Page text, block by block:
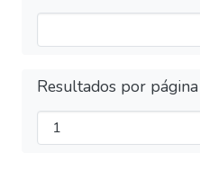
Resultados por página